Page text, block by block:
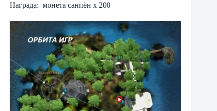
Награда: монета санпён х 200